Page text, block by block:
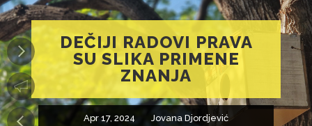
DEČIJI RADOVI PRAVA
SU SLIKA PRIMENE
ZNANJA
Apr 17, 2024
Jovana Djordjević